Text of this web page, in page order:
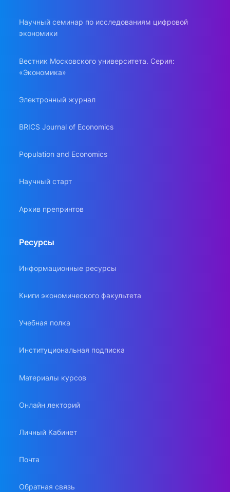
Научный семинар по исследованиям цифровой
экономики
Вестник Московского университета. Серия:
«Экономика»
Электронный журнал
BRICS Journal of Economics
Population and Economics
Научный старт
Архив препринтов
Ресурсы
Информационные ресурсы
Книги экономического факультета
Учебная полка
Институциональная подписка
Материалы курсов
Онлайн лекторий
Личный Кабинет
Почта
Обратная связь